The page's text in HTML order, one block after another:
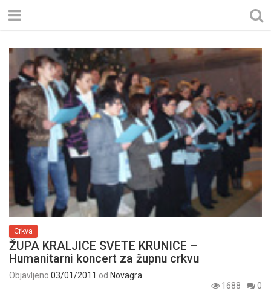
Crkva
ŽUPA KRALJICE SVETE KRUNICE –
Humanitarni koncert za župnu crkvu
Objavljeno 03/01/2011 od Novagra
1688
0